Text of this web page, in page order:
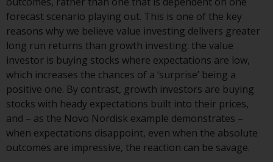
durch die FINMA. Redwheel-
verwaltete Fonds, die nicht von
der FINMA bewilligt wurden,
dürfen in der Schweiz nur
qualifizierten Anlegern im Sinne
von Artikel 10 Absatz 1
angeboten werden. 3 und Abs.
3ter KAG („Qualifizierte Anleger“).
Der Vertreter der von Redwheel
verwalteten Fonds in der Schweiz
forecast scenario playing out. This is one of the key
reasons why we believe value investing delivers greater
long run returns than growth investing: the value
investor is buying stocks where expectations are low,
which increases the chances of a ‘surprise’ being a
positive one. By contrast, growth investors are buying
stocks with heady expectations built into their prices,
and – as the Novo Nordisk example demonstrates –
when expectations disappoint, even when the absolute
outcomes are impressive, the reaction can be savage.